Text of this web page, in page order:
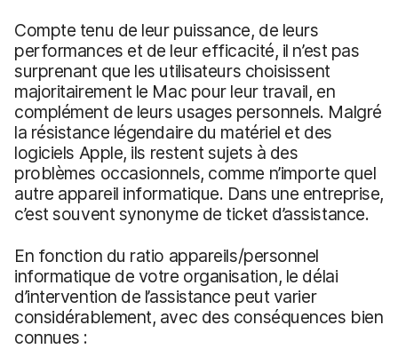
Compte tenu de leur puissance, de leurs
performances et de leur efficacité, il n’est pas
surprenant que les utilisateurs choisissent
majoritairement le Mac pour leur travail, en
complément de leurs usages personnels. Malgré
la résistance légendaire du matériel et des
logiciels Apple, ils restent sujets à des
problèmes occasionnels, comme n’importe quel
autre appareil informatique. Dans une entreprise,
c’est souvent synonyme de ticket d’assistance.
En fonction du ratio appareils/personnel
informatique de votre organisation, le délai
d’intervention de l’assistance peut varier
considérablement, avec des conséquences bien
connues :